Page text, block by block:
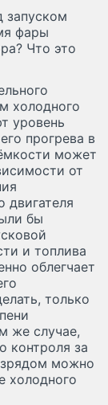
запуском
фары
Что это
холодного
уровень
прогрева в
может
от
двигателя
бы
и топлива
облегчает
только
же случае,
контроля за
можно
холодного